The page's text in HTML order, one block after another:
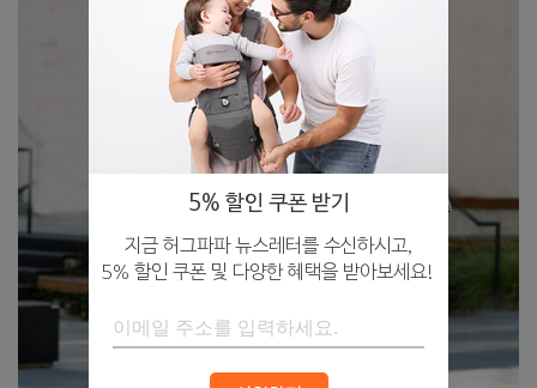
5% 할인 쿠폰 받기
지금 허그파파 뉴스레터를 수신하시고,
5% 할인 쿠폰 및 다양한 혜택을 받아보세요!